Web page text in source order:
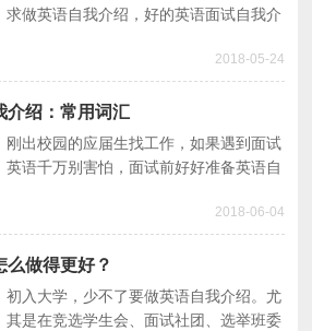
求做英语自我介绍，好的英语面试自我介
语教大家如何做入学英语面试自我介绍，
展现一个“与众不同”的自己。
2018-05-24
介绍：常用词汇
刚出校园的应届生找工作，如果遇到面试
英语千万别害怕，面试前好好准备英语自
试就成功一半了。本文就分享一些英语自
我介绍的常用词汇及注意点。
2018-06-04
么做得更好？
初入大学，少不了要做英语自我介绍。尤
其是在竞选学生会、面试社团、选举班委